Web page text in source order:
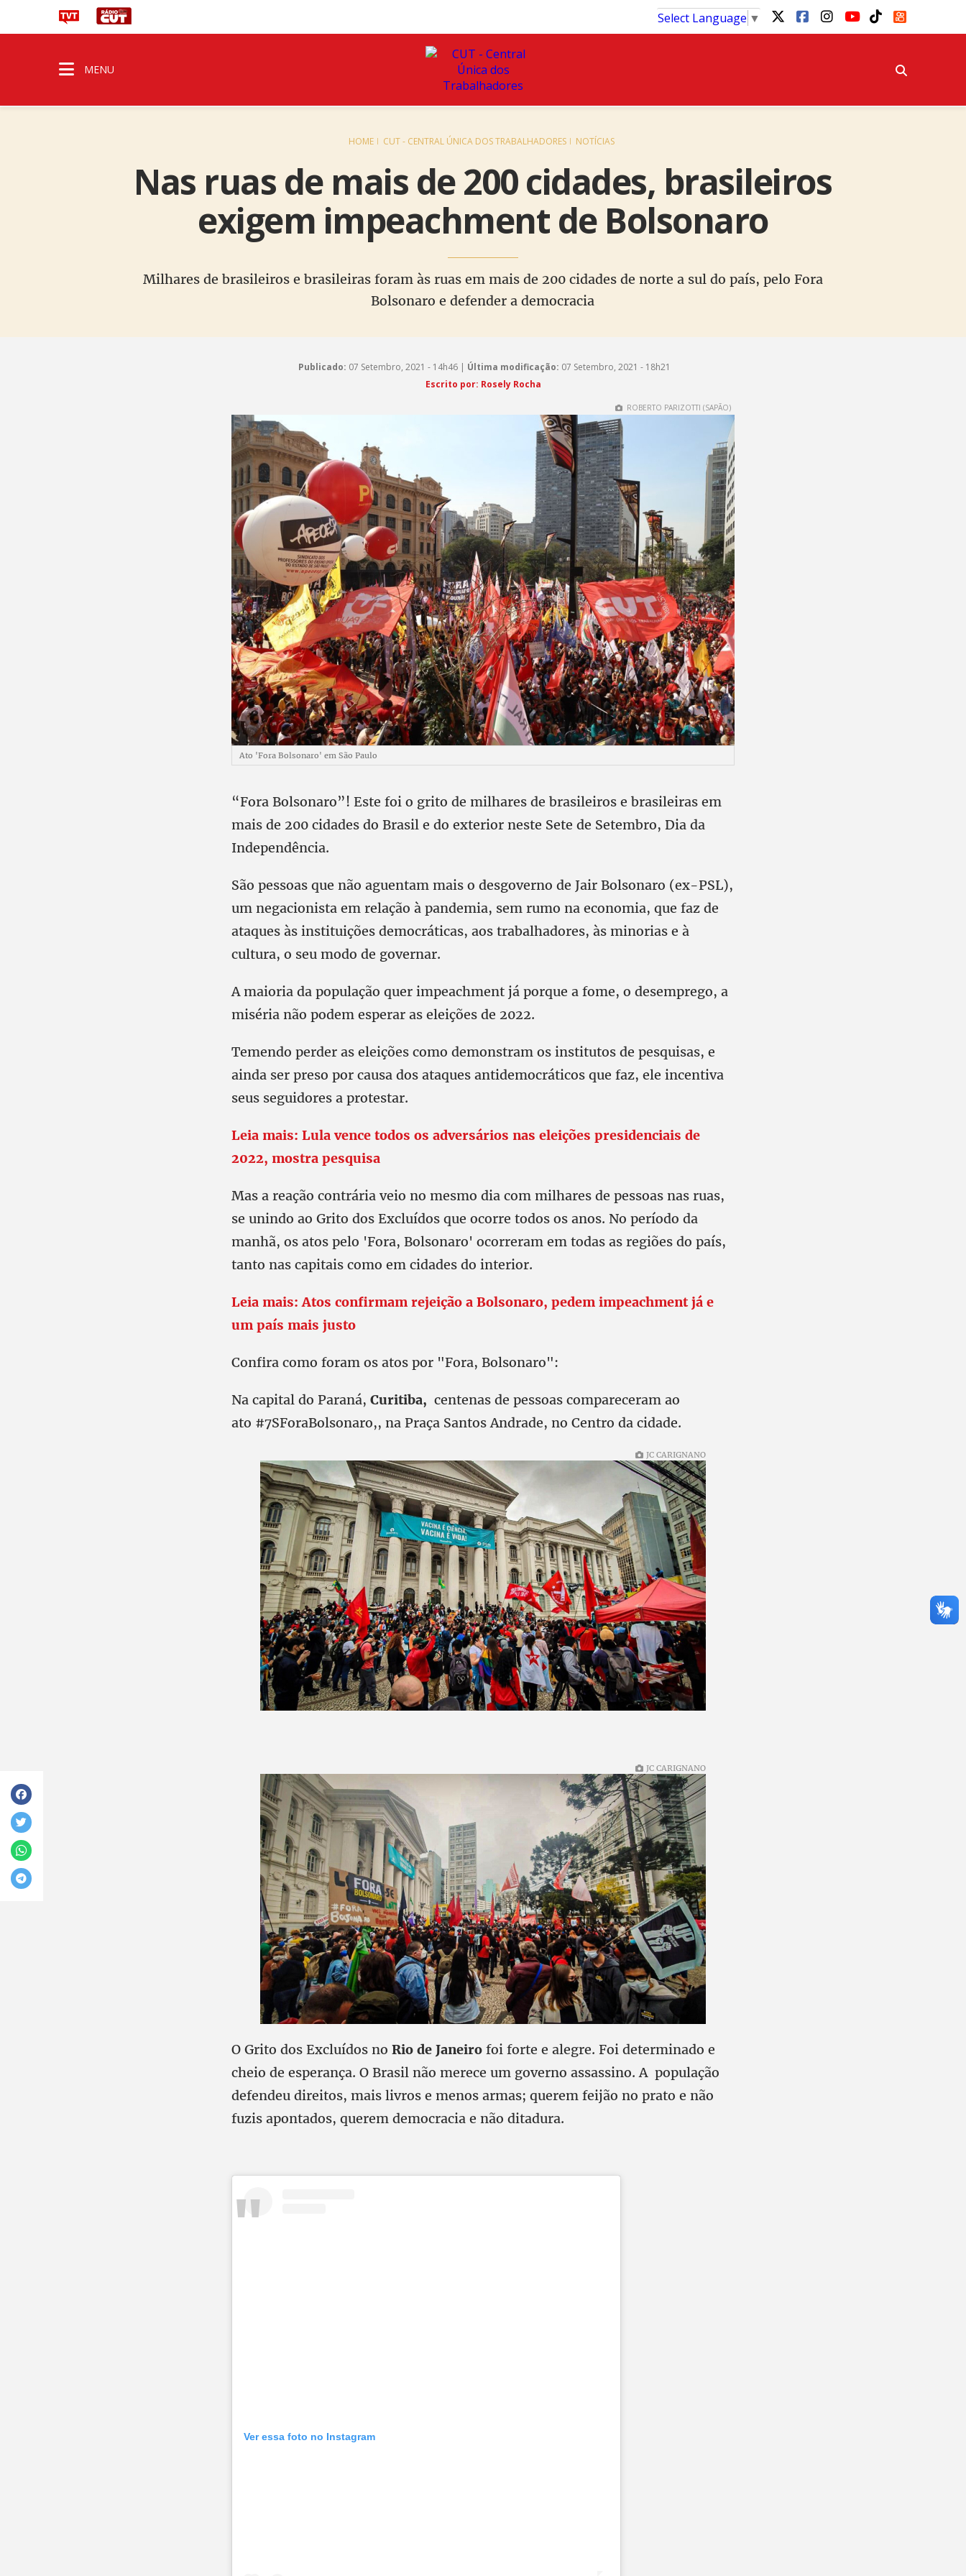
Select Language ▼
MENU
HOME CUT - CENTRAL ÚNICA DOS TRABALHADORES NOTÍCIAS
Nas ruas de mais de 200 cidades, brasileiros
exigem impeachment de Bolsonaro
Milhares de brasileiros e brasileiras foram às ruas em mais de 200 cidades de norte a sul do país, pelo Fora
Bolsonaro e defender a democracia
Publicado: 07 Setembro, 2021 - 14h46 | Última modificação: 07 Setembro, 2021 - 18h21
Escrito por: Rosely Rocha
ROBERTO PARIZOTTI (SAPÃO)
Ato 'Fora Bolsonaro' em São Paulo
“Fora Bolsonaro”! Este foi o grito de milhares de brasileiros e brasileiras em
mais de 200 cidades do Brasil e do exterior neste Sete de Setembro, Dia da
Independência.
São pessoas que não aguentam mais o desgoverno de Jair Bolsonaro (ex-PSL),
um negacionista em relação à pandemia, sem rumo na economia, que faz de
ataques às instituições democráticas, aos trabalhadores, às minorias e à
cultura, o seu modo de governar.
A maioria da população quer impeachment já porque a fome, o desemprego, a
miséria não podem esperar as eleições de 2022.
Temendo perder as eleições como demonstram os institutos de pesquisas, e
ainda ser preso por causa dos ataques antidemocráticos que faz, ele incentiva
seus seguidores a protestar.
Leia mais: Lula vence todos os adversários nas eleições presidenciais de
2022, mostra pesquisa
Mas a reação contrária veio no mesmo dia com milhares de pessoas nas ruas,
se unindo ao Grito dos Excluídos que ocorre todos os anos. No período da
manhã, os atos pelo 'Fora, Bolsonaro' ocorreram em todas as regiões do país,
tanto nas capitais como em cidades do interior.
Leia mais: Atos confirmam rejeição a Bolsonaro, pedem impeachment já e
um país mais justo
Confira como foram os atos por "Fora, Bolsonaro":
Na capital do Paraná, Curitiba, centenas de pessoas compareceram ao
ato #7SForaBolsonaro,, na Praça Santos Andrade, no Centro da cidade.
JC CARIGNANO
JC CARIGNANO
O Grito dos Excluídos no Rio de Janeiro foi forte e alegre. Foi determinado e
cheio de esperança. O Brasil não merece um governo assassino. A população
defendeu direitos, mais livros e menos armas; querem feijão no prato e não
fuzis apontados, querem democracia e não ditadura.
Ver essa foto no Instagram